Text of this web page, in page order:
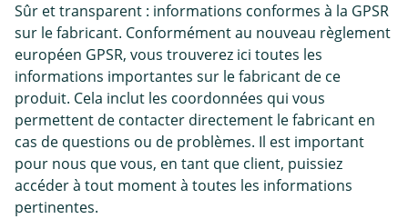
Sûr et transparent : informations conformes à la GPSR
sur le fabricant. Conformément au nouveau règlement
européen GPSR, vous trouverez ici toutes les
informations importantes sur le fabricant de ce
produit. Cela inclut les coordonnées qui vous
permettent de contacter directement le fabricant en
cas de questions ou de problèmes. Il est important
pour nous que vous, en tant que client, puissiez
accéder à tout moment à toutes les informations
pertinentes.